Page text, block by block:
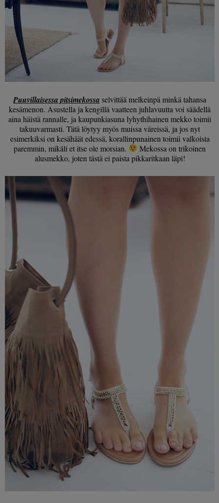
Puuvillaisessa pitsimekossa selvittää melkeinpä minkä tahansa
kesämenon. Asustella ja kengillä vaatteen juhlavuutta voi säädellä
aina häistä rannalle, ja kaupunkiasuna lyhythihainen mekko toimii
takuuvarmasti. Tätä löytyy myös muissa väreissä, ja jos nyt
esimerkiksi on kesähäät edessä, korallinpunainen toimii valkoista
paremmin, mikäli et itse ole morsian.
Mekossa on trikoinen
alusmekko, joten tästä ei paista pikkaritkaan läpi!